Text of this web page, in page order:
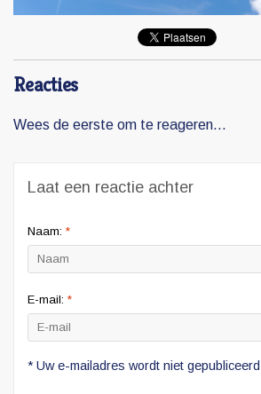
Reacties
Wees de eerste om te reageren...
Laat een reactie achter
Naam: *
E-mail: *
* Uw e-mailadres wordt niet